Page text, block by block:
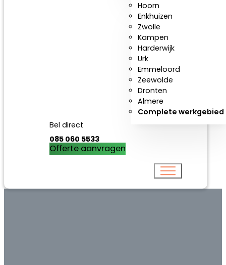
Hoorn
Enkhuizen
Zwolle
Kampen
Harderwijk
Urk
Emmeloord
Zeewolde
Dronten
Almere
Complete werkgebied
Bel direct
085 060 5533
Offerte aanvragen